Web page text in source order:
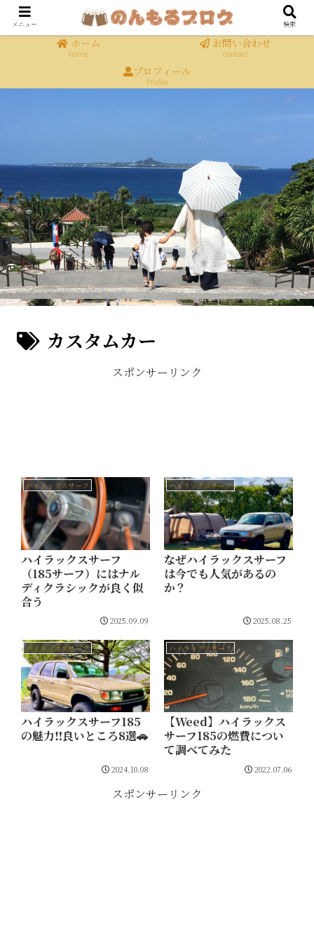
ホーム
home
お問い合わせ
contact
プロフィール
Profile
カスタムカー
スポンサーリンク
ハイラックスサーフ
ハイラックスサーフ
（185サーフ）にはナル
ディクラシックが良く似
合う
2025.09.09
ハイラックスサーフ
なぜハイラックスサーフ
は今でも人気があるの
か？
2025.08.25
ハイラックスサーフ
ハイラックスサーフ185
の魅力‼️良いところ8選🚗
2024.10.08
ハイラックスサーフ
【Weed】ハイラックス
サーフ185の燃費につい
て調べてみた
2022.07.06
スポンサーリンク
メニュー 検索